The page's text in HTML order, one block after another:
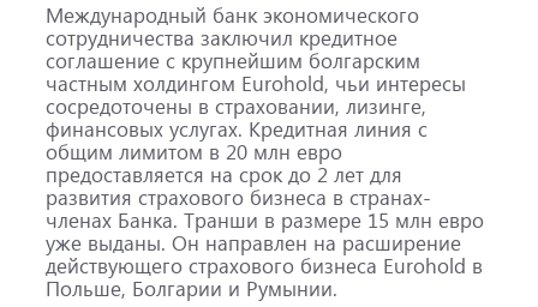
Международный банк экономического
сотрудничества заключил кредитное
соглашение с крупнейшим болгарским
частным холдингом Eurohold, чьи интересы
сосредоточены в страховании, лизинге,
финансовых услугах. Кредитная линия с
общим лимитом в 20 млн евро
предоставляется на срок до 2 лет для
развития страхового бизнеса в странах-
членах Банка. Транши в размере 15 млн евро
уже выданы. Он направлен на расширение
действующего страхового бизнеса Eurohold в
Польше, Болгарии и Румынии.